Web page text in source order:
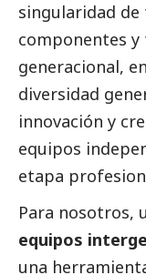
singularidad de
componentes
generacional,
diversidad
innovación y
equipos
etapa
Para nosotros,
equipos
una